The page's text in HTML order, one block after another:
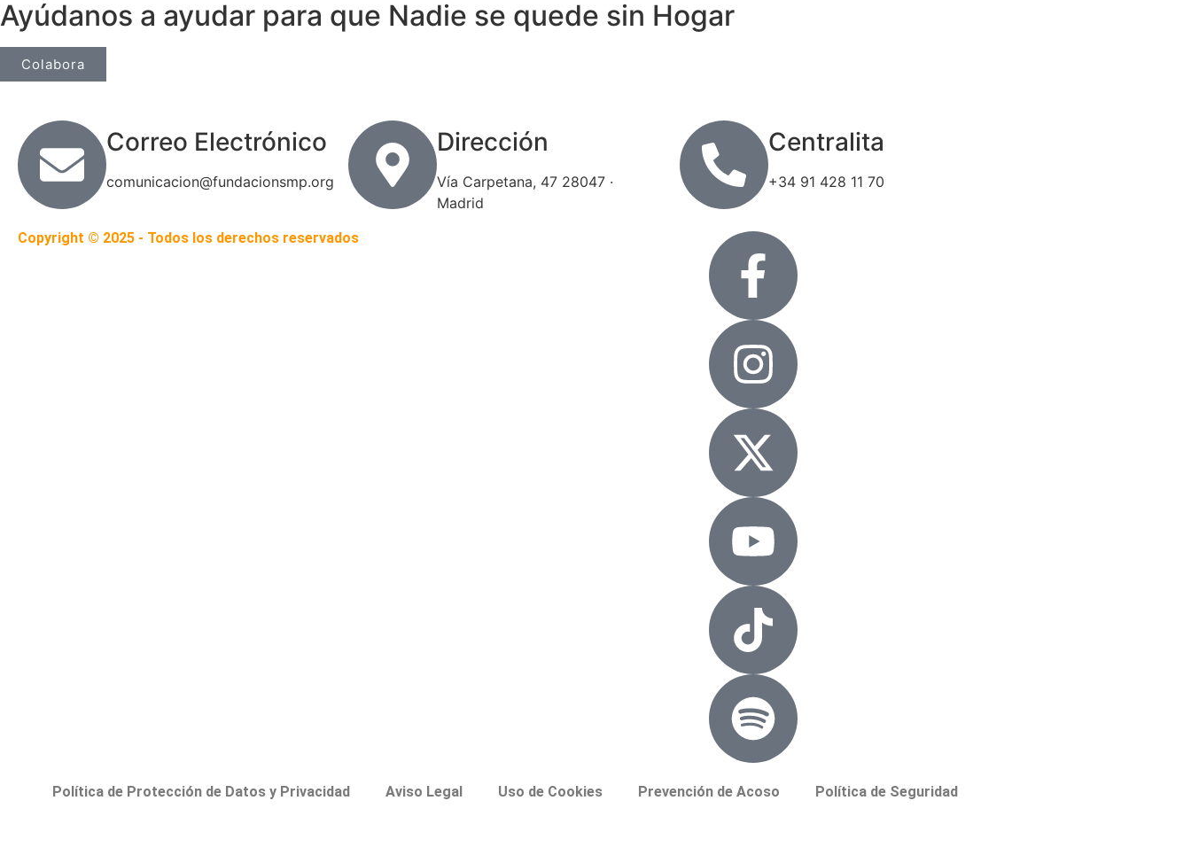
Ayúdanos a ayudar para que Nadie se quede sin Hogar
Colabora
Correo Electrónico
comunicacion@fundacionsmp.org
Dirección
Vía Carpetana, 47 28047 ·
Madrid
Centralita
+34 91 428 11 70
Copyright © 2025 - Todos los derechos reservados
Política de Protección de Datos y Privacidad Aviso Legal Uso de Cookies Prevención de Acoso Política de Seguridad